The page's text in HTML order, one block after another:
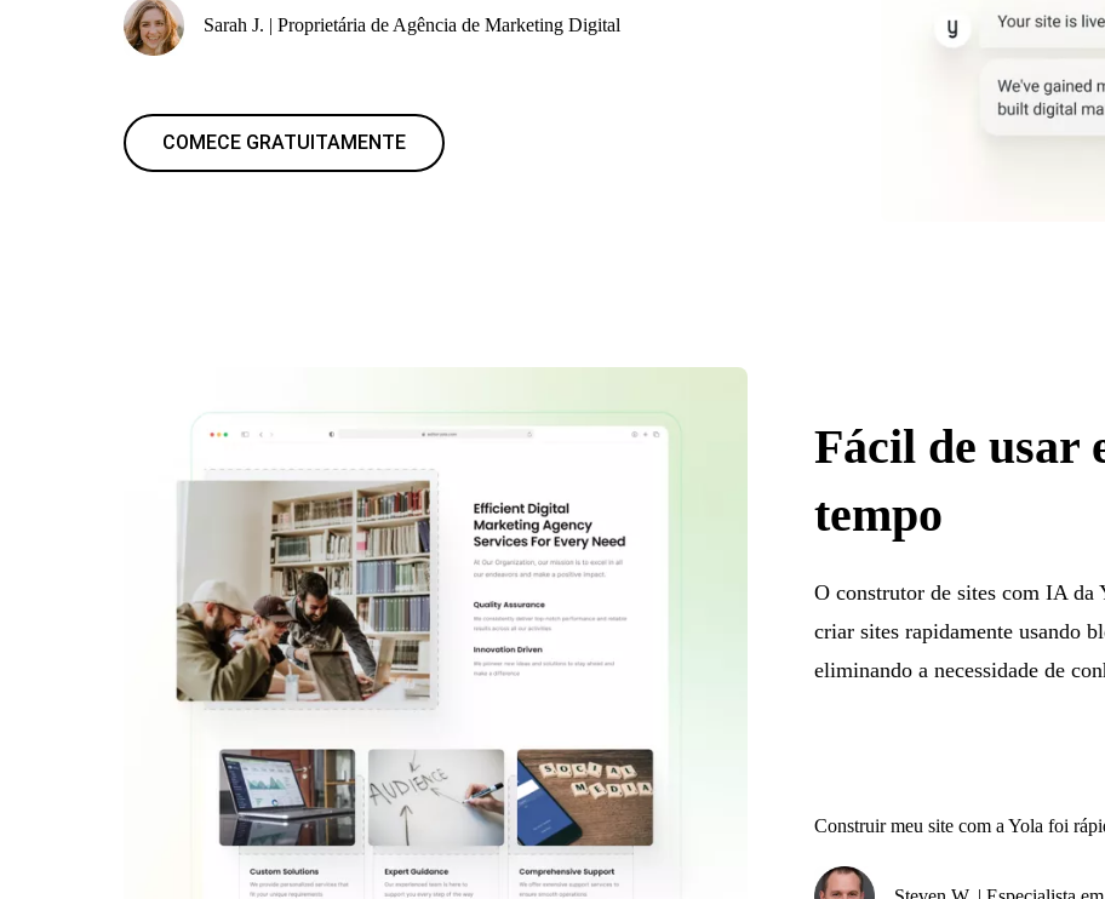
Sarah J. | Proprietária de Agência de Marketing Digital
COMECE GRATUITAMENTE
Fácil de usar
tempo
O construtor de sites com IA da
criar sites rapidamente usando
eliminando a necessidade de
Construir meu site com a Yola foi